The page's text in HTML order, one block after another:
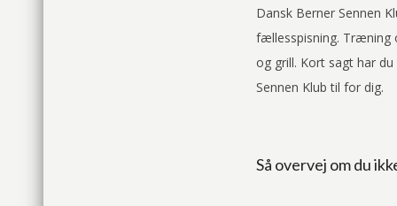
Dansk Berner Sennen
fællesspisning. Træning
og grill. Kort sagt har
Sennen Klub til for dig.
Så overvej om du